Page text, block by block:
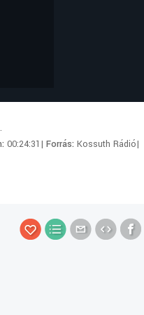
00:24:31|Forrás:Kossuth Rádió|